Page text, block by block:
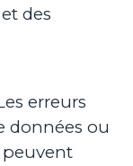
des
erreurs
données ou
peuvent